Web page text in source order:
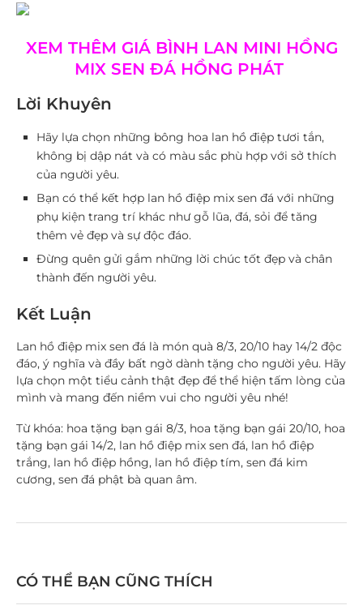
XEM THÊM GIÁ BÌNH LAN MINI HỒNG
MIX SEN ĐÁ HỒNG PHÁT
Lời Khuyên
Hãy lựa chọn những bông hoa lan hồ điệp tươi tắn,
không bị dập nát và có màu sắc phù hợp với sở thích
của người yêu.
Bạn có thể kết hợp lan hồ điệp mix sen đá với những
phụ kiện trang trí khác như gỗ lũa, đá, sỏi để tăng
thêm vẻ đẹp và sự độc đáo.
Đừng quên gửi gắm những lời chúc tốt đẹp và chân
thành đến người yêu.
Kết Luận
Lan hồ điệp mix sen đá là món quà 8/3, 20/10 hay 14/2 độc
đáo, ý nghĩa và đầy bất ngờ dành tặng cho người yêu. Hãy
lựa chọn một tiểu cảnh thật đẹp để thể hiện tấm lòng của
mình và mang đến niềm vui cho người yêu nhé!
Từ khóa: hoa tặng bạn gái 8/3, hoa tặng bạn gái 20/10, hoa
tặng bạn gái 14/2, lan hồ điệp mix sen đá, lan hồ điệp
trắng, lan hồ điệp hồng, lan hồ điệp tím, sen đá kim
cương, sen đá phật bà quan âm.
CÓ THỂ BẠN CŨNG THÍCH